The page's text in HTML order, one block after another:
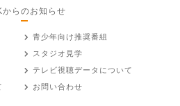
からのお知らせ
青少年向け推奨番組
スタジオ見学
テレビ視聴データについて
お問い合わせ